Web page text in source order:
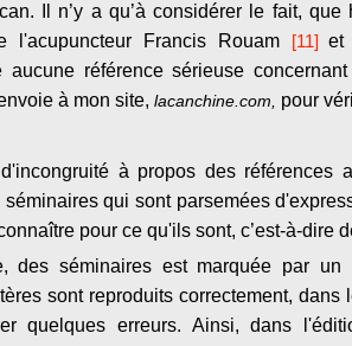
Il n’y a qu’à considérer le fait,
l'acupuncteur Francis Rouam [11] et
référence sérieuse
à mon site, lacanchine.com, pour
à propos des références
qui sont parsemées
pour ce qu'ils sont, c’est-à-dire
des séminaires est marquée par un
sont reproduits correctement, dans
quelques erreurs. Ainsi, dans